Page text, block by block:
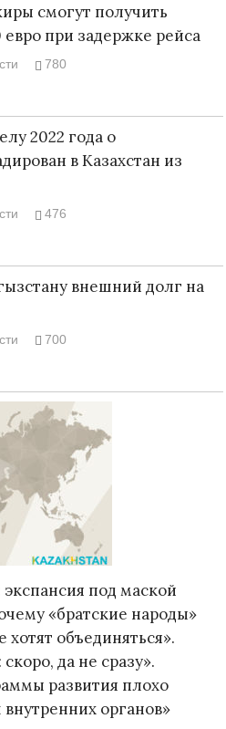
смогут получить
при задержке рейса
780
2022 года о
в Казахстан из
476
внешний долг на
700
под маской
«братские народы»
объединяться».
да не сразу».
развития плохо
органов»